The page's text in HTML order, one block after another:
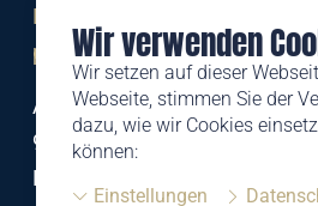
Wir verwenden
Wir setzen auf dieser
Webseite, stimmen Sie der
dazu, wie wir Cookies
können:
Einstellungen
Liechtensteinischen Post AG
post.li
Alte Zollstrasse 11
9494 Schaan
Liechtenstein